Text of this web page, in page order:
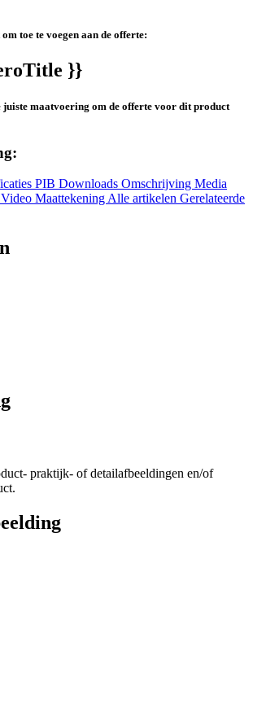
toe te voegen aan de offerte:
}}
juiste maatvoering om de offerte voor dit product
PIB Downloads Omschrijving Media
Video MaattekeningAlle artikelen Gerelateerde
praktijk- of detailafbeeldingen en/of